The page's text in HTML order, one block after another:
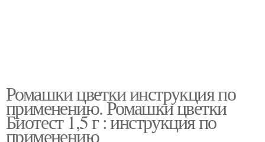
Ромашки цветки инструкция по
применению. Ромашки цветки
Биотест 1,5 г : инструкция по
применению